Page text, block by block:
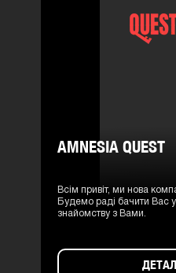
AMNESIA QUEST
Всім привіт, ми нова
Будемо раді бачити Вас
знайомству з Вами.